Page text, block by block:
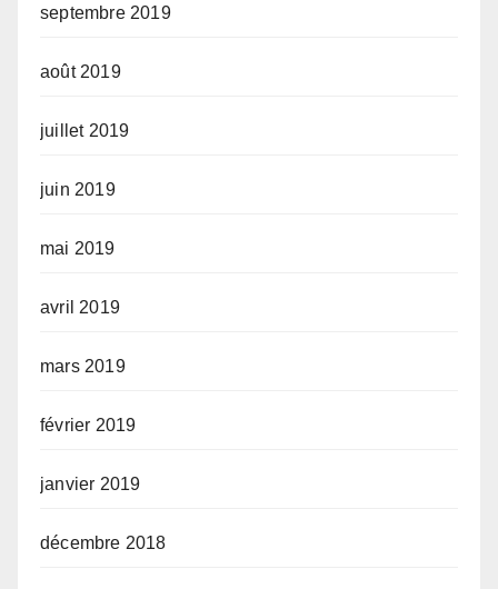
septembre 2019
août 2019
juillet 2019
juin 2019
mai 2019
avril 2019
mars 2019
février 2019
janvier 2019
décembre 2018